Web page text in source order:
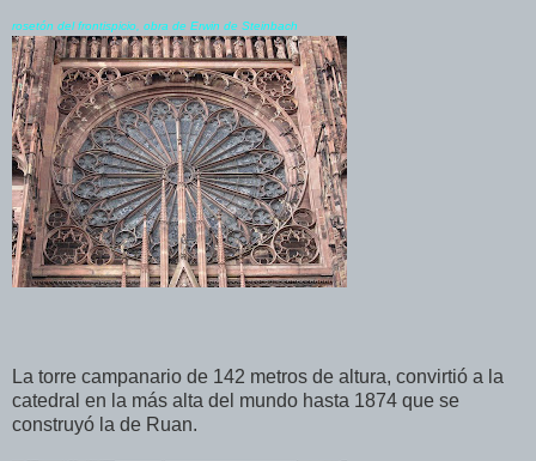
rosetón del frontispicio, obra de Erwin de Steinbach
La torre campanario de 142 metros de altura, convirtió a la
catedral en la más alta del mundo hasta 1874 que se
construyó la de Ruan.